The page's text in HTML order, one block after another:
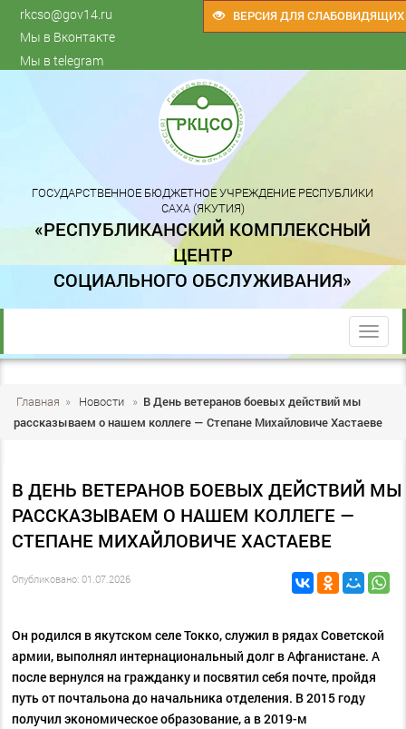
ВЕРСИЯ ДЛЯ СЛАБОВИДЯЩИХ
rkcso@gov14.ru
Мы в Вконтакте
Мы в telegram
ГОСУДАРСТВЕННОЕ БЮДЖЕТНОЕ УЧРЕЖДЕНИЕ РЕСПУБЛИКИ
САХА (ЯКУТИЯ)
«РЕСПУБЛИКАНСКИЙ КОМПЛЕКСНЫЙ
ЦЕНТР
СОЦИАЛЬНОГО ОБСЛУЖИВАНИЯ»
trk
Главная » Новости » В День ветеранов боевых действий мы
рассказываем о нашем коллеге — Степане Михайловиче Хастаеве
В ДЕНЬ ВЕТЕРАНОВ БОЕВЫХ ДЕЙСТВИЙ МЫ
РАССКАЗЫВАЕМ О НАШЕМ КОЛЛЕГЕ —
СТЕПАНЕ МИХАЙЛОВИЧЕ ХАСТАЕВЕ
Опубликовано: 01.07.2026
Он родился в якутском селе Токко, служил в рядах Советской
армии, выполнял интернациональный долг в Афганистане. А
после вернулся на гражданку и посвятил себя почте, пройдя
путь от почтальона до начальника отделения. В 2015 году
получил экономическое образование, а в 2019-м